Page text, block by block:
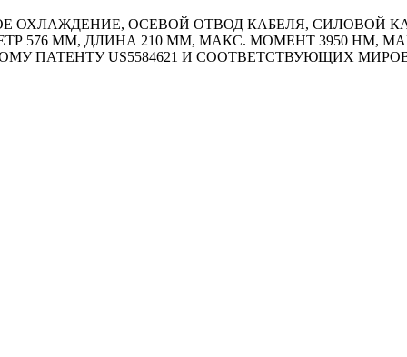
ОХЛАЖДЕНИЕ, ОСЕВОЙ ОТВОД КАБЕЛЯ, СИЛОВОЙ
576 ММ, ДЛИНА 210 ММ, МАКС. МОМЕНТ 3950 HM,
ПАТЕНТУ US5584621 И СООТВЕТСТВУЮЩИХ